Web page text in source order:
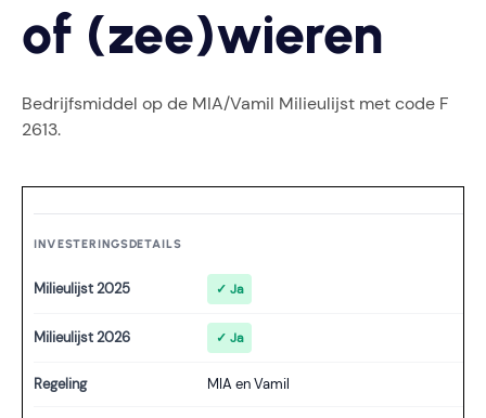
of (zee)wieren
Bedrijfsmiddel op de MIA/Vamil Milieulijst met code F
2613.
INVESTERINGSDETAILS
Milieulijst 2025 ✓ Ja
Milieulijst 2026 ✓ Ja
Regeling MIA en Vamil